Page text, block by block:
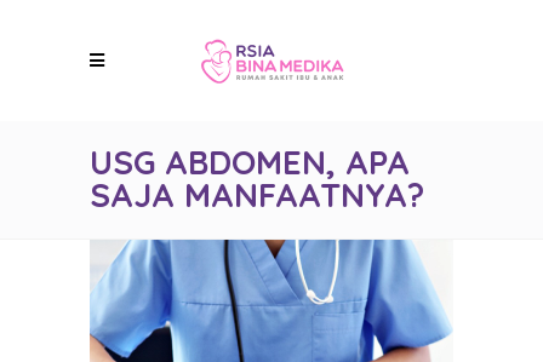
USG ABDOMEN, APA
SAJA MANFAATNYA?